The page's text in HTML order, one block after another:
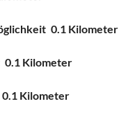
0.1 Kilometer
0.1 Kilometer
0.1 Kilometer